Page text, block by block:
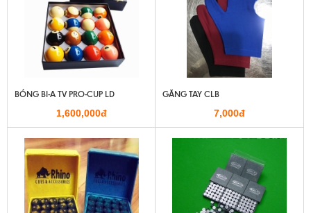
BÓNG BI-A TV PRO-CUP LD
1,600,000đ
GĂNG TAY CLB
7,000đ